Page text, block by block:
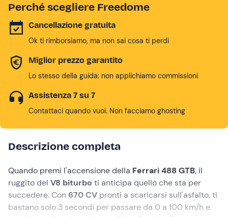
Perché scegliere Freedome
Cancellazione gratuita
Ok ti rimborsiamo, ma non sai cosa ti perdi
Miglior prezzo garantito
Lo stesso della guida: non applichiamo commissioni
Assistenza 7 su 7
Contattaci quando vuoi. Non facciamo ghosting
Descrizione completa
Quando premi l'accensione della Ferrari 488 GTB, il
ruggito del V8 biturbo ti anticipa quello che sta per
succedere. Con 670 CV pronti a scaricarsi sull'asfalto, ti
bastano solo 3 secondi per passare da 0 a 100 km/h e